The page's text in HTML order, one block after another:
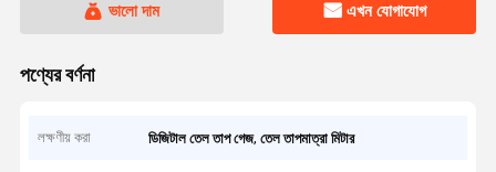
ভালো দাম এখন যোগাযোগ
পণ্যের বর্ণনা
লক্ষণীয় করা ডিজিটাল তেল তাপ গেজ,তেল তাপমাত্রা মিটার